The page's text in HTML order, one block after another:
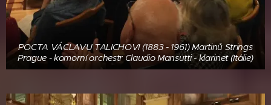
POCTA VÁCLAVU TALICHOVI (1883 - 1961) Martinů Strings
Prague - komorní orchestr Claudio Mansutti - klarinet (Itálie)